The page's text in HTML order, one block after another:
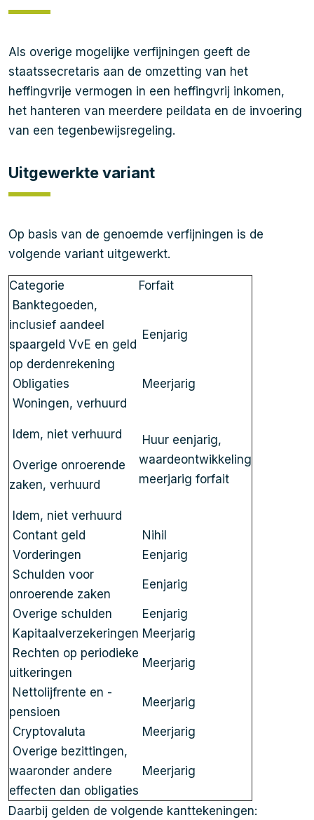
Als overige mogelijke verfijningen geeft de
staatssecretaris aan de omzetting van het
heffingvrije vermogen in een heffingvrij inkomen,
het hanteren van meerdere peildata en de invoering
van een tegenbewijsregeling.
Uitgewerkte variant
Op basis van de genoemde verfijningen is de
volgende variant uitgewerkt.
Categorie
Forfait
Banktegoeden,
inclusief aandeel
spaargeld VvE en geld
op derdenrekening
Eenjarig
Obligaties
Meerjarig
Woningen, verhuurd
Idem, niet verhuurd
Overige onroerende
zaken, verhuurd
Idem, niet verhuurd
Huur eenjarig,
waardeontwikkeling
meerjarig forfait
Contant geld
Nihil
Vorderingen
Eenjarig
Schulden voor
onroerende zaken
Eenjarig
Overige schulden
Eenjarig
Kapitaalverzekeringen Meerjarig
Rechten op periodieke
uitkeringen
Meerjarig
Nettolijfrente en -
pensioen
Meerjarig
Cryptovaluta
Meerjarig
Overige bezittingen,
waaronder andere
effecten dan obligaties
Meerjarig
Daarbij gelden de volgende kanttekeningen: